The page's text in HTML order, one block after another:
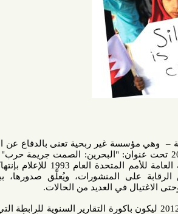
غير ربحية تعنى بالدفاع عن الصحافيين
لندن - التقرير السنوي الأول للعام 2012 تحت عنوان: "البحرين: الصمت جريمة حرب" في اليوم
العالمي لحرية الصحافة. وهو اليوم الذي اعتمدته الجمعية العامة للأمم المتحدة العام 1993 للإعلام بإنتهاكات حرية
المنشورات، ويُعلَّق صدورها، بينما يلقى
في العديد من الحالات.
السنوي لـ "رابطة الصحافة البحرينية" للعام 2012 ليكون باكورة التقارير السنوية للرابطة التي تأسست